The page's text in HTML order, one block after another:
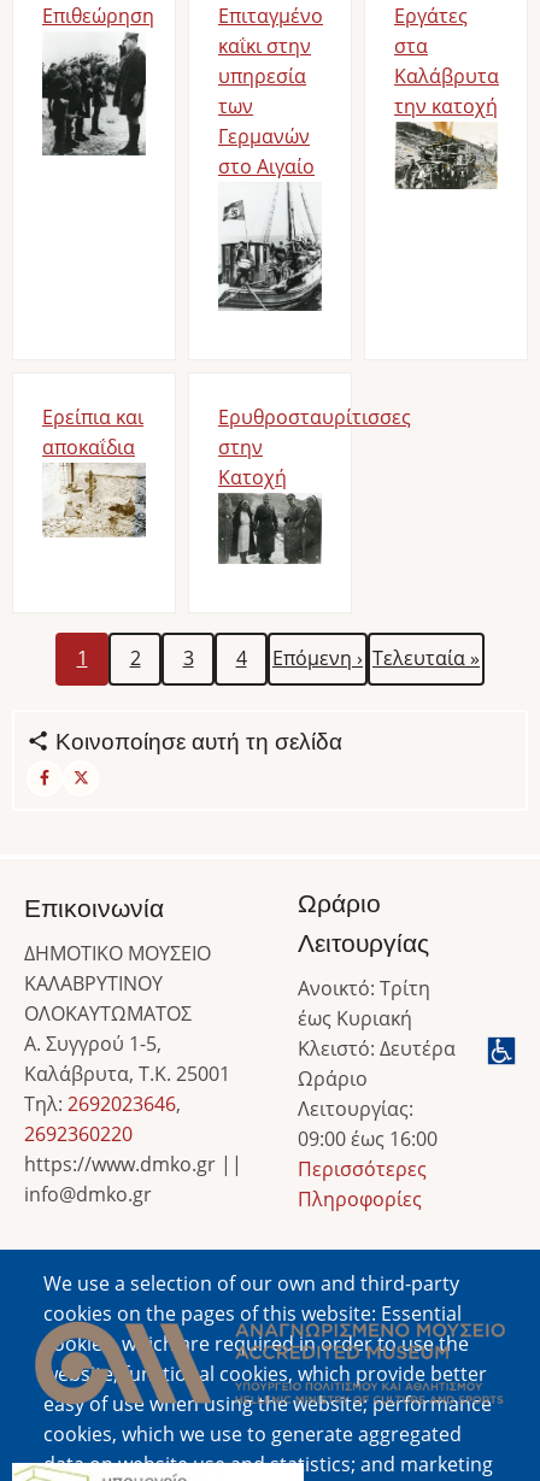
Επιθεώρηση
Image
Επιταγμένο
καΐκι στην
υπηρεσία
των
Γερμανών
στο Αιγαίο
Image
Εργάτες
στα
Καλάβρυτα
την κατοχή
Image
Ερείπια και
αποκαΐδια
Image
Ερυθροσταυρίτισσες
στην
Κατοχή
Image
Σελιδοποίηση
Τρέχουσα
σελίδα
1 Σελίδα
2 Σελίδα
3 Σελίδα
4
Next
page
Επόμενη › Last
page
Τελευταία »
Κοινοποίησε αυτή τη σελίδα
We use a selection of our own and third-party
cookies on the pages of this website: Essential
cookies, which are required in order to use the
website; functional cookies, which provide better
easy of use when using the website; performance
cookies, which we use to generate aggregated
data on website use and statistics; and marketing
Επικοινωνία
ΔΗΜΟΤΙΚΟ ΜΟΥΣΕΙΟ
ΚΑΛΑΒΡΥΤΙΝΟΥ
ΟΛΟΚΑΥΤΩΜΑΤΟΣ
Α. Συγγρού 1-5,
Καλάβρυτα, Τ.Κ. 25001
Τηλ: 2692023646,
2692360220
https://www.dmko.gr ||
info@dmko.gr
Ωράριο
Λειτουργίας
Ανοικτό: Τρίτη
έως Κυριακή
Κλειστό: Δευτέρα
Ωράριο
Λειτουργίας:
09:00 έως 16:00
Περισσότερες
Πληροφορίες
Image